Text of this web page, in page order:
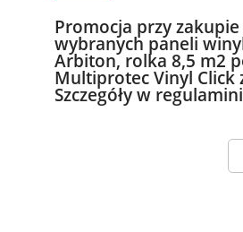
Promocja przy
wybranych paneli
Arbiton, rolka 8,5 m2
Multiprotec Vinyl Click
Szczegóły w